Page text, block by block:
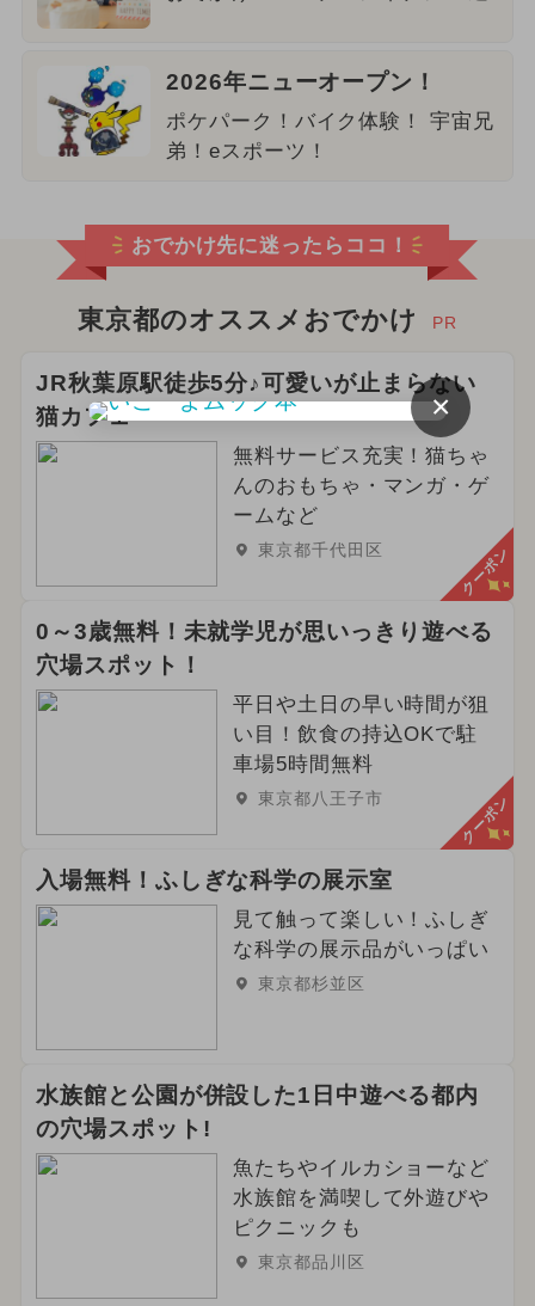
2026年ニューオープン！
ポケパーク！バイク体験！ 宇宙兄
弟！eスポーツ！
おでかけ先に迷ったらココ！
東京都のオススメおでかけ PR
JR秋葉原駅徒歩5分♪可愛いが止まらない
猫カフェ
無料サービス充実！猫ちゃ
んのおもちゃ・マンガ・ゲ
ームなど
東京都千代田区 クーポン
0～3歳無料！未就学児が思いっきり遊べる
穴場スポット！
平日や土日の早い時間が狙
い目！飲食の持込OKで駐
車場5時間無料
東京都八王子市 クーポン
入場無料！ふしぎな科学の展示室
見て触って楽しい！ふしぎ
な科学の展示品がいっぱい
東京都杉並区
水族館と公園が併設した1日中遊べる都内
の穴場スポット!
魚たちやイルカショーなど
水族館を満喫して外遊びや
ピクニックも
東京都品川区
×